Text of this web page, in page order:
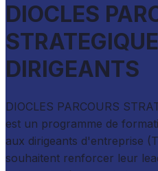
DIOCLES
DIRIGEANTS
DIOCLES PARCOURS
est un programme de
aux dirigeants d'entreprise
souhaitent renforcer leur